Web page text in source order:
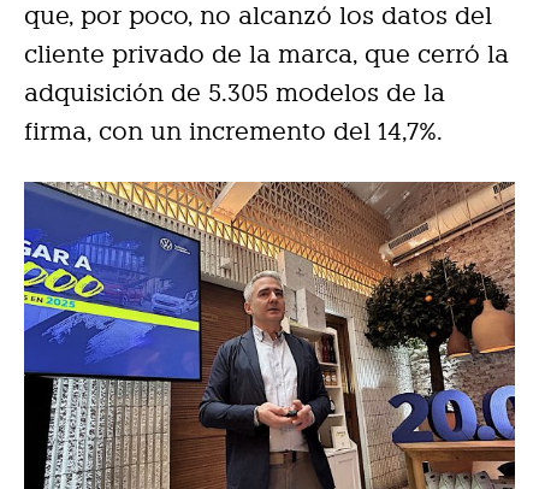
que, por poco, no alcanzó los datos del
cliente privado de la marca, que cerró la
adquisición de 5.305 modelos de la
firma, con un incremento del 14,7%.